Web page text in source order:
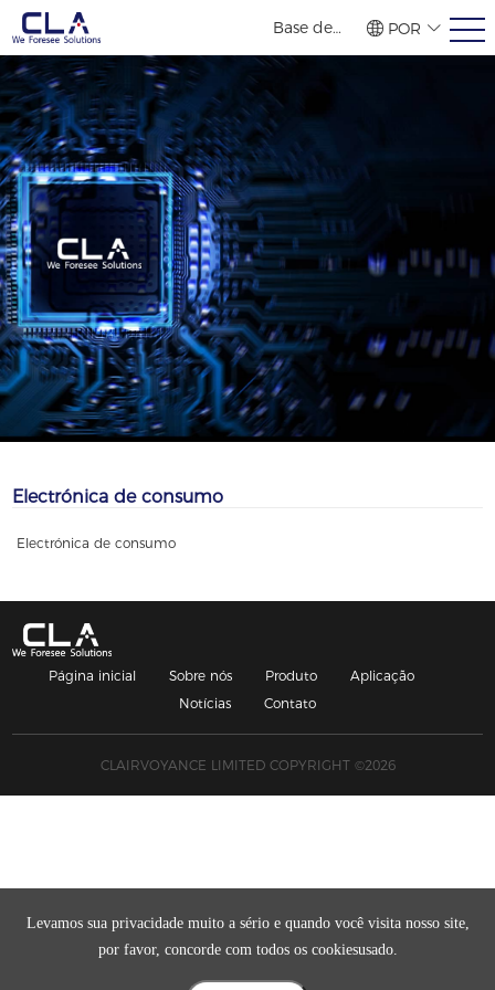
Base de
exterior
POR
繁體
简体
ENG
Levamos sua privacidade muito a sério e quando você visita nosso site,
por favor, concorde com todos os cookiesusado.
Electrónica de consumo
Electrónica de consumo
Página inicial Sobre nós Produto
Aplicação
Notícias
Contato
CLAIRVOYANCE LIMITED COPYRIGHT ©2026